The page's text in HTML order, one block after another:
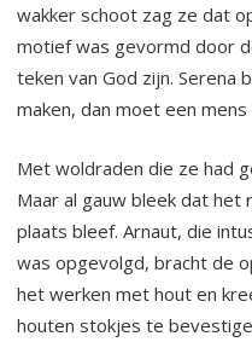
wakker schoot zag ze dat
motief was gevormd door
teken van God zijn. Serena
maken, dan moet een mens
Met woldraden die ze had
Maar al gauw bleek dat
plaats bleef. Arnaut, die
was opgevolgd, bracht de
het werken met hout en
houten stokjes te